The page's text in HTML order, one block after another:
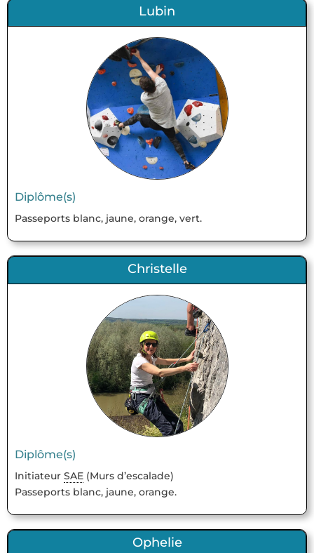
Lubin
Diplôme(s)
Passeports blanc, jaune, orange, vert.
Christelle
Diplôme(s)
Initiateur SAE (Murs d’escalade)
Passeports blanc, jaune, orange.
Ophelie